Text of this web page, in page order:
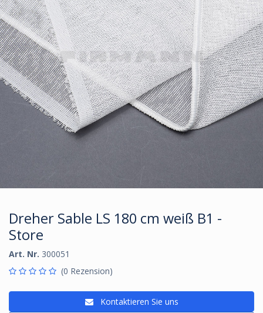
Dreher Sable LS 180 cm weiß B1 -
Store
Art. Nr. 300051
(0 Rezension)
Kontaktieren Sie uns